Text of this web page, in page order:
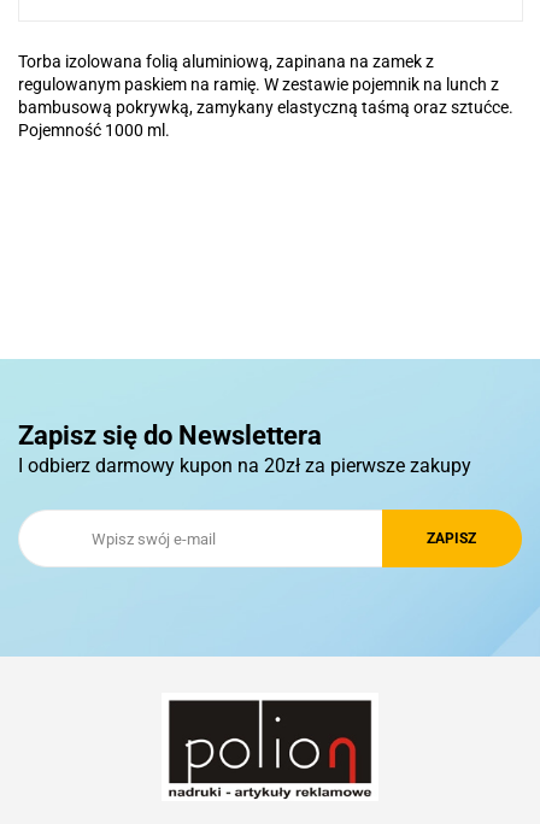
Torba izolowana folią aluminiową, zapinana na zamek z
regulowanym paskiem na ramię. W zestawie pojemnik na lunch z
bambusową pokrywką, zamykany elastyczną taśmą oraz sztućce.
Pojemność 1000 ml.
Royal Design
Zapisz się do Newslettera
I odbierz darmowy kupon na 20zł za pierwsze zakupy